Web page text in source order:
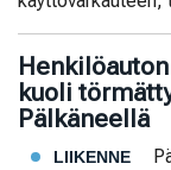
kuoli
Pälkäneellä
LIIKENNE